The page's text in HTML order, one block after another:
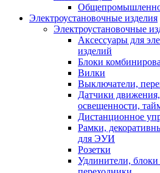
Электроустановочные изделия
Электроустановочные
Аксессуары для
изделий
Блоки
Вилки
Выключатели,
Датчики
освещенности,
Дистанционное
Рамки,
для ЭУИ
Розетки
Удлинители, блоки